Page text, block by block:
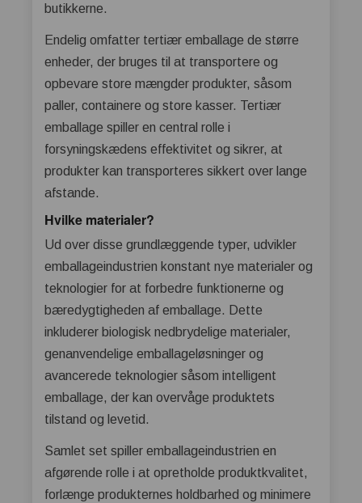
butikkerne.
Endelig omfatter tertiær emballage de større
enheder, der bruges til at transportere og
opbevare store mængder produkter, såsom
paller, containere og store kasser. Tertiær
emballage spiller en central rolle i
forsyningskædens effektivitet og sikrer, at
produkter kan transporteres sikkert over lange
afstande.
Hvilke materialer?
Ud over disse grundlæggende typer, udvikler
emballageindustrien konstant nye materialer og
teknologier for at forbedre funktionerne og
bæredygtigheden af emballage. Dette
inkluderer biologisk nedbrydelige materialer,
genanvendelige emballageløsninger og
avancerede teknologier såsom intelligent
emballage, der kan overvåge produktets
tilstand og levetid.
Samlet set spiller emballageindustrien en
afgørende rolle i at opretholde produktkvalitet,
forlænge produkternes holdbarhed og minimere